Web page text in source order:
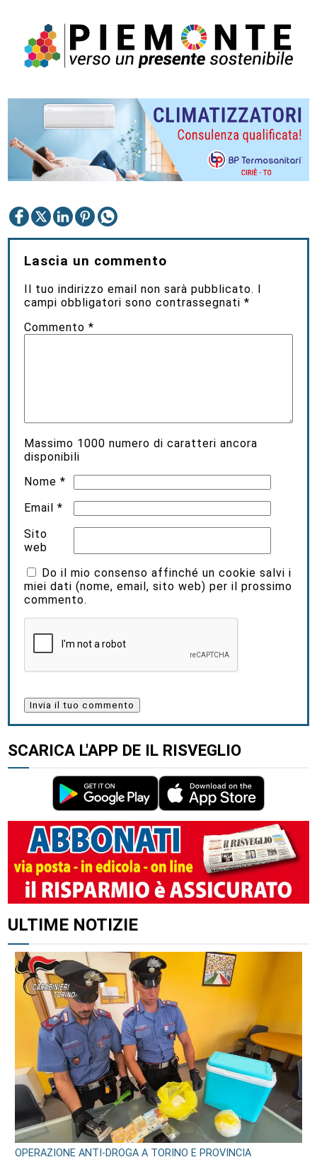
Lascia un commento
Il tuo indirizzo email non sarà pubblicato. I
campi obbligatori sono contrassegnati*
Commento*
Massimo 1000 numero di caratteri ancora
disponibili
Nome*
Email*
Sito
web
Do il mio consenso affinché un cookie salvi i
miei dati (nome, email, sito web) per il prossimo
commento.
SCARICA L'APP DE IL RISVEGLIO
ALTRI ARTICOLI DI QUESTO AUTORE
ULTIME NOTIZIE